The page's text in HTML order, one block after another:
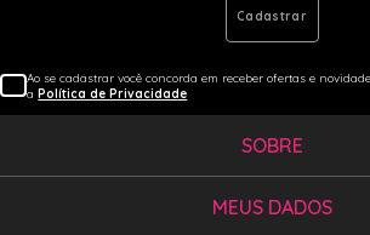
Cadastrar
Ao se cadastrar você concorda em receber ofertas e
aPolítica de Privacidade
SOBRE
MEUS DADOS